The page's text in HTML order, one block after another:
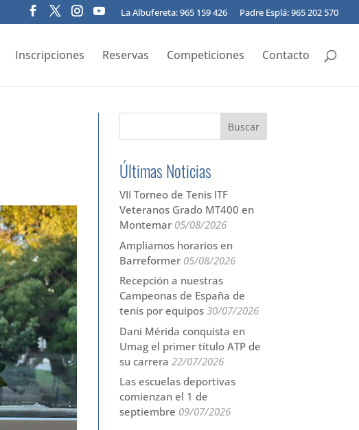
La Albufereta: 965 159 426 Padre Esplá: 965 202 570
Inscripciones Reservas Competiciones Contacto
Últimas Noticias
VII Torneo de Tenis ITF
Veteranos Grado MT400 en
Montemar 05/08/2026
Ampliamos horarios en
Barreformer 05/08/2026
Recepción a nuestras
Campeonas de España de
tenis por equipos 30/07/2026
Dani Mérida conquista en
Umag el primer título ATP de
su carrera 22/07/2026
Las escuelas deportivas
comienzan el 1 de
septiembre 09/07/2026